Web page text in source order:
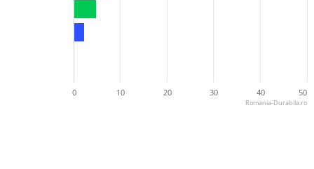
0 10 20 30 40 50
Romania-Durabila.ro